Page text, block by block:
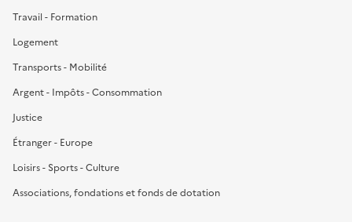
Travail - Formation
Logement
Transports - Mobilité
Argent - Impôts - Consommation
Justice
Étranger - Europe
Loisirs - Sports - Culture
Associations, fondations et fonds de dotation